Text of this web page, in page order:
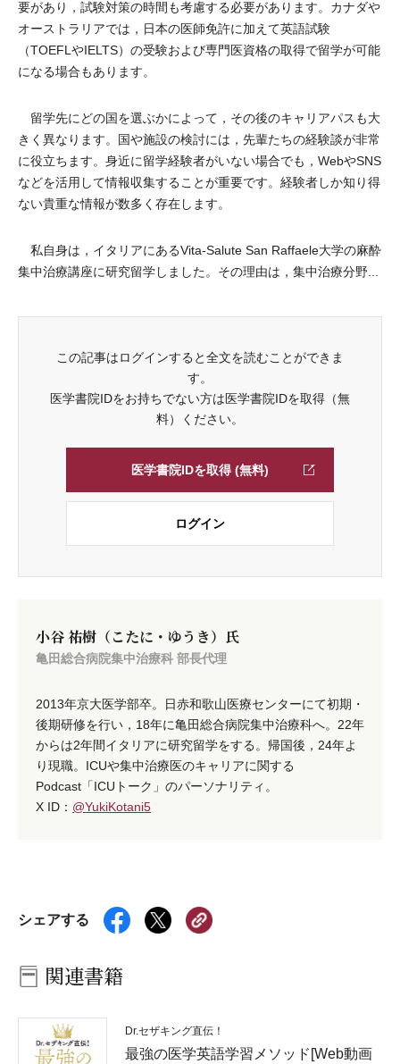
要があり，試験対策の時間も考慮する必要があります。カナダや
オーストラリアでは，日本の医師免許に加えて英語試験
（TOEFLやIELTS）の受験および専門医資格の取得で留学が可能
になる場合もあります。
留学先にどの国を選ぶかによって，その後のキャリアパスも大
きく異なります。国や施設の検討には，先輩たちの経験談が非常
に役立ちます。身近に留学経験者がいない場合でも，WebやSNS
などを活用して情報収集することが重要です。経験者しか知り得
ない貴重な情報が数多く存在します。
私自身は，イタリアにあるVita-Salute San Raffaele大学の麻酔
集中治療講座に研究留学しました。その理由は，集中治療分野...
この記事はログインすると全文を読むことができま
す。
医学書院IDをお持ちでない方は医学書院IDを取得（無
料）ください。
医学書院IDを取得 (無料)
ログイン
小谷 祐樹（こたに・ゆうき）氏
亀田総合病院集中治療科 部長代理
2013年京大医学部卒。日赤和歌山医療センターにて初期・
後期研修を行い，18年に亀田総合病院集中治療科へ。22年
からは2年間イタリアに研究留学をする。帰国後，24年よ
り現職。ICUや集中治療医のキャリアに関する
Podcast「ICUトーク」のパーソナリティ。
X ID： @YukiKotani5
シェアする
関連書籍
Dr.セザキング直伝！
最強の医学英語学習メソッド[Web動画